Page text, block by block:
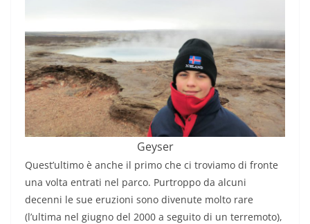
Geyser
Quest’ultimo è anche il primo che ci troviamo di fronte
una volta entrati nel parco. Purtroppo da alcuni
decenni le sue eruzioni sono divenute molto rare
(l’ultima nel giugno del 2000 a seguito di un terremoto),